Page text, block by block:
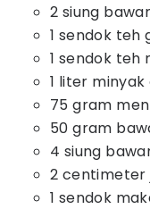
2 siung
1 sendok teh
1 sendok teh
1 liter minyak
75 gram
50 gram
4 siung
2 centimeter
1 sendok